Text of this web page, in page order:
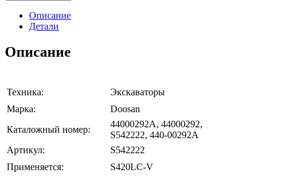
Описание
Детали
Описание
Техника:
Экскаваторы
Марка:
Doosan
Каталожный номер:
44000292A, 44000292,
S542222, 440-00292A
Артикул:
S542222
Применяется:
S420LC-V